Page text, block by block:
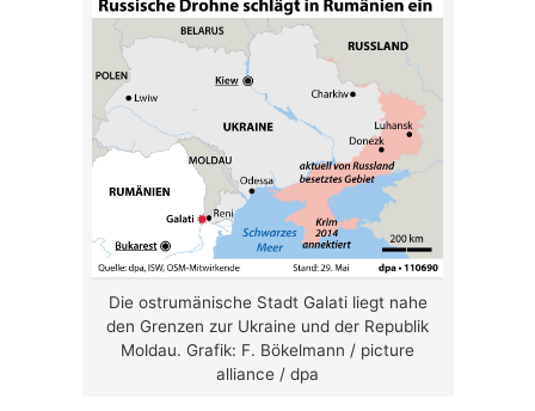
Die ostrumänische Stadt Galati liegt nahe
den Grenzen zur Ukraine und der Republik
Moldau. Grafik: F. Bökelmann / picture
alliance / dpa